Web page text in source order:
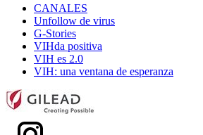
CANALES
Unfollow de virus
G-Stories
VIHda positiva
VIH es 2.0
VIH: una ventana de esperanza